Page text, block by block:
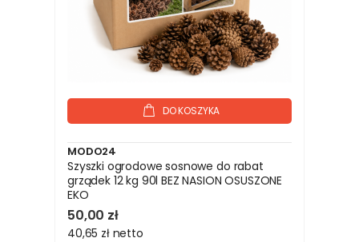
DO KOSZYKA
MODO24
Szyszki ogrodowe sosnowe do rabat
grządek 12 kg 90l BEZ NASION OSUSZONE
EKO
50,00 zł
40,65 zł netto